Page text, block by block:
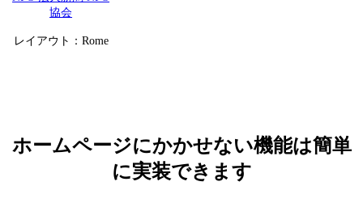
協会
レイアウト：Rome
ホームページにかかせない機能は簡単
に実装できます